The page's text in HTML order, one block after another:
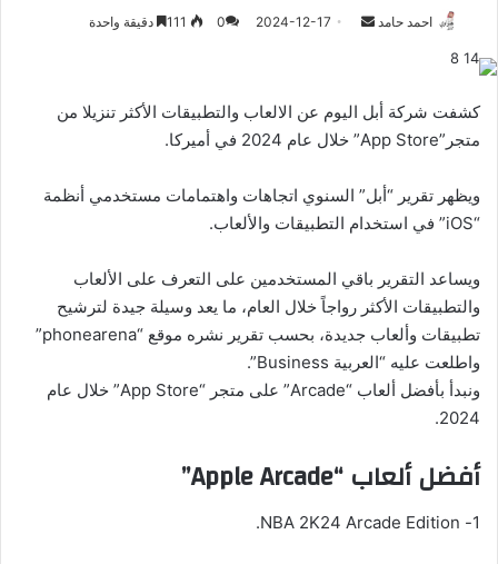
احمد حامد
أرسل 2024-12-17
0 دقيقة واحدة
كشفت شركة أبل اليوم عن الالعاب والتطبيقات الأكثر تنزيلا من
متجر”App Store” خلال عام 2024 في أميركا.
ويظهر تقرير “أبل” السنوي اتجاهات واهتمامات مستخدمي أنظمة
“iOS” في استخدام التطبيقات والألعاب.
ويساعد التقرير باقي المستخدمين على التعرف على الألعاب
والتطبيقات الأكثر رواجاً خلال العام، ما يعد وسيلة جيدة لترشيح
تطبيقات وألعاب جديدة، بحسب تقرير نشره موقع “phonearena”
واطلعت عليه “العربية Business”.
ونبدأ بأفضل ألعاب “Arcade” على متجر “App Store” خلال عام
2024.
أفضل ألعاب “Apple Arcade”
1- NBA 2K24 Arcade Edition.